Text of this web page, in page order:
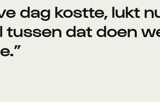
dag kostte, lukt
dat doen